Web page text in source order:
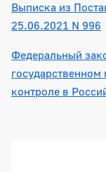
Выписка из
25.06.2021 N 996
Федеральный
контроле в